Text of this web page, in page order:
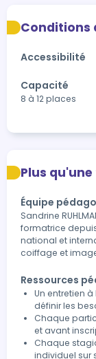
Conditions
Accessibilité
Capacité
8 à 12 places
Plus
Équipe
Sandrine
formatrice
national et
coiffage et
Ressources
Un entretien
définir les
Chaque
et avant
Chaque
individuel sur